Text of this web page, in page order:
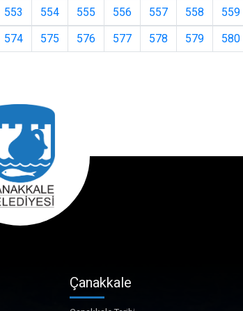
553 554 555 556 557 558 559
574 575 576 577 578 579 580
Çanakkale